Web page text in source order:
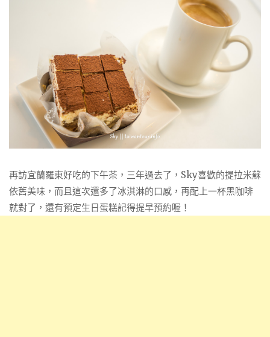
再訪宜蘭羅東好吃的下午茶，三年過去了，Sky喜歡的提拉米蘇
依舊美味，而且這次還多了冰淇淋的口感，再配上一杯黑咖啡
就對了，還有預定生日蛋糕記得提早預約喔！